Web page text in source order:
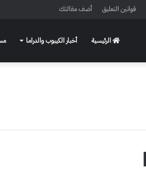
قوانين التعليق أضف مقالتك
الرئيسية أخبار الكيبوب والدراما